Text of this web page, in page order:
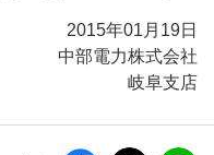
2015年01月19日
中部電力株式会社
岐阜支店